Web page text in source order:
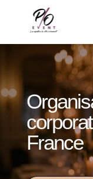
France